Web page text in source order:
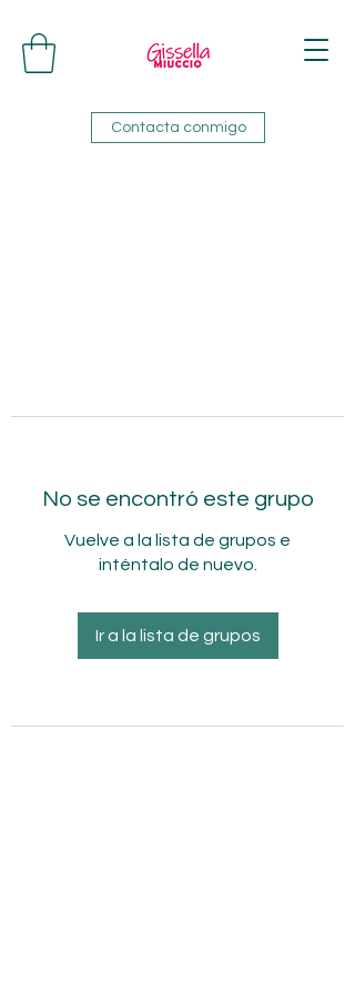
Contacta conmigo
No se encontró este grupo
Vuelve a la lista de grupos e
inténtalo de nuevo.
Ir a la lista de grupos